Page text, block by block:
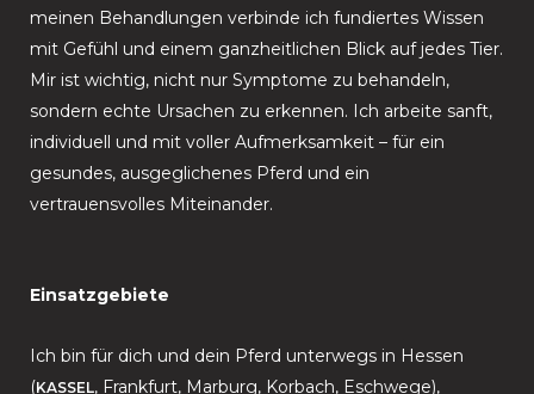
meinen Behandlungen verbinde ich fundiertes Wissen
mit Gefühl und einem ganzheitlichen Blick auf jedes Tier.
Mir ist wichtig, nicht nur Symptome zu behandeln,
sondern echte Ursachen zu erkennen. Ich arbeite sanft,
individuell und mit voller Aufmerksamkeit – für ein
gesundes, ausgeglichenes Pferd und ein
vertrauensvolles Miteinander.
Einsatzgebiete
Ich bin für dich und dein Pferd unterwegs in Hessen
(KASSEL, Frankfurt, Marburg, Korbach, Eschwege),